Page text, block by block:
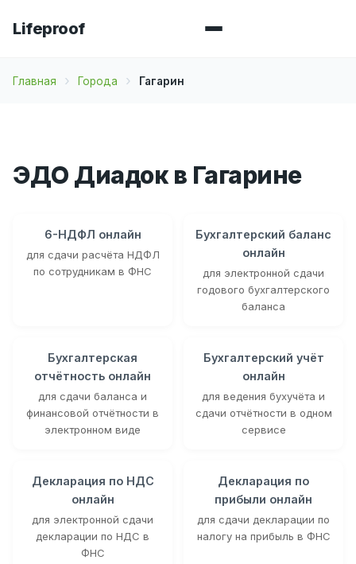
Lifeproof
Главная Города Гагарин
ЭДО Диадок в Гагарине
6-НДФЛ онлайн
для сдачи расчёта НДФЛ
по сотрудникам в ФНС
Бухгалтерский баланс
онлайн
для электронной сдачи
годового бухгалтерского
баланса
Бухгалтерская
отчётность онлайн
для сдачи баланса и
финансовой отчётности в
электронном виде
Бухгалтерский учёт
онлайн
для ведения бухучёта и
сдачи отчётности в одном
сервисе
Декларация по НДС
онлайн
для электронной сдачи
декларации по НДС в
ФНС
Декларация по
прибыли онлайн
для сдачи декларации по
налогу на прибыль в ФНС